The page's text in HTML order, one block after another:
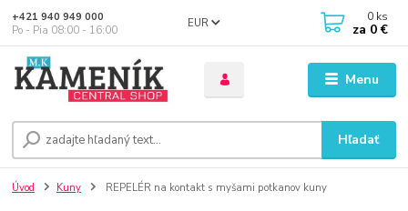
Menu
EUR
Hľadať
+421 940 949 000
Po - Pia 08:00 - 16:00
0 ks
za 0 €
Úvod Kuny REPELÉR na kontakt s myšami potkanov kuny